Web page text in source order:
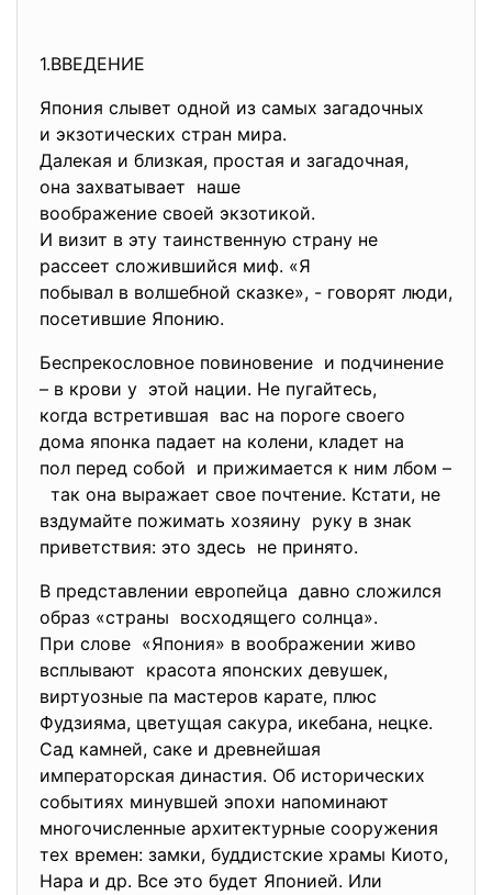
1.ВВЕДЕНИЕ
Япония слывет одной из самых загадочных
и экзотических стран мира.
Далекая и близкая, простая и загадочная,
она захватывает наше
воображение своей экзотикой.
И визит в эту таинственную страну не
рассеет сложившийся миф. «Я
побывал в волшебной сказке», - говорят люди,
посетившие Японию.
Беспрекословное повиновение и подчинение
– в крови у этой нации. Не пугайтесь,
когда встретившая вас на пороге своего
дома японка падает на колени, кладет на
пол перед собой и прижимается к ним лбом –
так она выражает свое почтение. Кстати, не
вздумайте пожимать хозяину руку в знак
приветствия: это здесь не принято.
В представлении европейца давно сложился
образ «страны восходящего солнца».
При слове «Япония» в воображении живо
всплывают красота японских девушек,
виртуозные па мастеров карате, плюс
Фудзияма, цветущая сакура, икебана, нецке.
Сад камней, саке и древнейшая
императорская династия. Об исторических
событиях минувшей эпохи напоминают
многочисленные архитектурные сооружения
тех времен: замки, буддистские храмы Киото,
Нара и др. Все это будет Японией. Или